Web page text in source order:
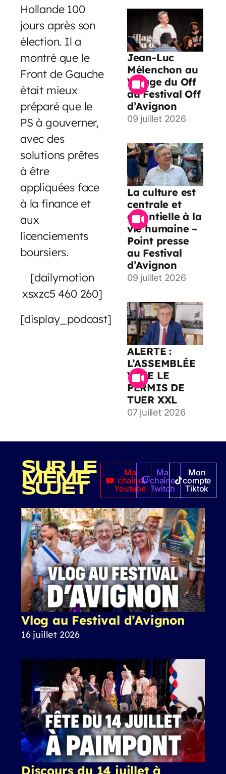
Hollande 100
jours après son
élection. Il a
montré que le
Front de Gauche
était mieux
préparé que le
PS à gouverner,
avec des
solutions prêtes
à être
appliquées face
à la finance et
aux
licenciements
boursiers.
[dailymotion
xsxzc5 460 260]
[display_podcast]
Jean-Luc
Mélenchon au
Village du Off
du Festival Off
d’Avignon
09 juillet 2026
La culture est
centrale et
essentielle à la
vie humaine –
Point presse
au Festival
d’Avignon
09 juillet 2026
ALERTE :
L’ASSEMBLÉE
VOTE LE
PERMIS DE
TUER XXL
07 juillet 2026
SUR LE
MÊME
SUJET
Ma
chaîne
Youtube
Ma
chaîne
Twitch
Mon
compte
Tiktok
Vlog au Festival d’Avignon
16 juillet 2026
Discours du 14 juillet à